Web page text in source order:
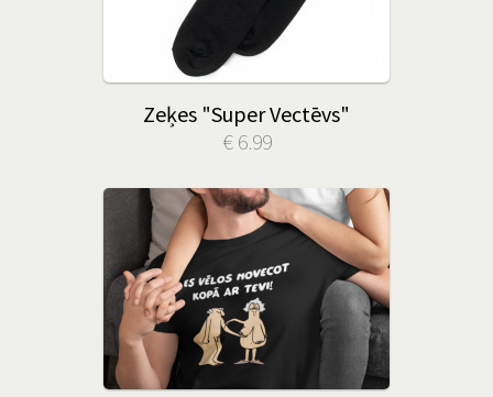
Zeķes "Super Vectēvs"
€ 6.99